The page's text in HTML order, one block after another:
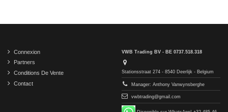
Connexion
Partners
Conditions De Vente
Contact
VWB Trading BV - BE 0737.518.318
Stationsstraat 274 - 8540 Deerlijk - Belgium
Manager: Anthony Vanwynsberghe
vwbtrading@gmail.com